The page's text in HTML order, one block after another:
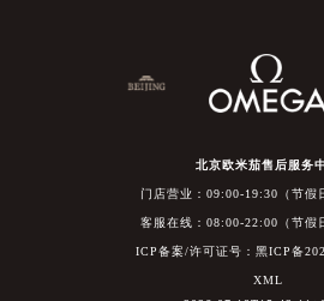
北京欧米茄售后服务
门店营业：09:00-19:30（节假
客服在线：08:00-22:00（节假
ICP备案/许可证号：黑ICP备
XML